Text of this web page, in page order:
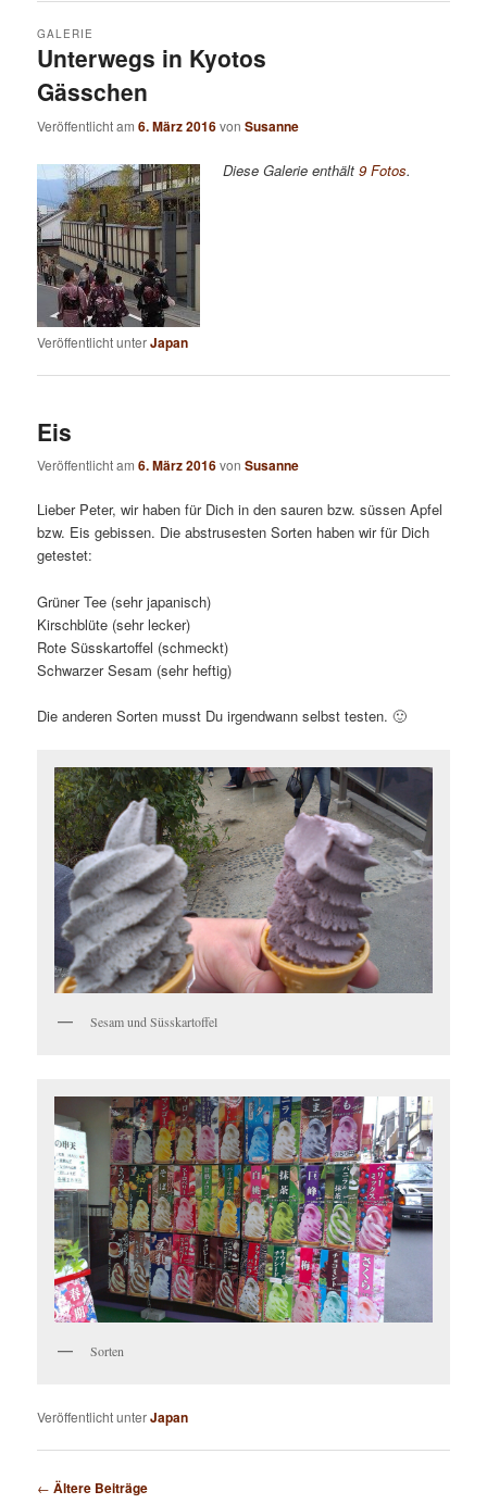
Unterwegs in Kyotos
Gässchen
GALERIE
Veröffentlicht am6. März 2016vonSusanne
Diese Galerie enthält9 Fotos.
Veröffentlicht unterJapan
Eis
Veröffentlicht am6. März 2016vonSusanne
Lieber Peter, wir haben für Dich in den sauren bzw. süssen Apfel
bzw. Eis gebissen. Die abstrusesten Sorten haben wir für Dich
getestet:
Grüner Tee (sehr japanisch)
Kirschblüte (sehr lecker)
Rote Süsskartoffel (schmeckt)
Schwarzer Sesam (sehr heftig)
Die anderen Sorten musst Du irgendwann selbst testen. 🙂
Sesam und Süsskartoffel
Sorten
Veröffentlicht unterJapan
Beitragsnavigation
← Ältere Beiträge